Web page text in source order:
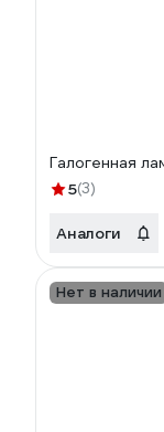
Галогенная
5(3)
Аналоги
Нет в наличии